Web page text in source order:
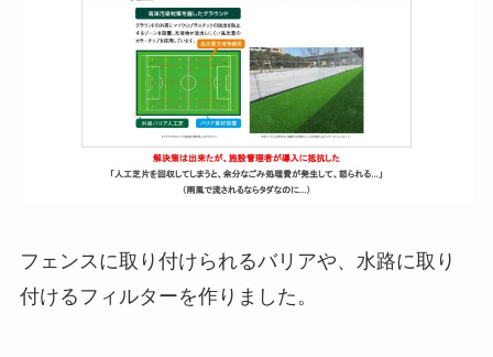
フェンスに取り付けられるバリアや、水路に取り
付けるフィルターを作りました。